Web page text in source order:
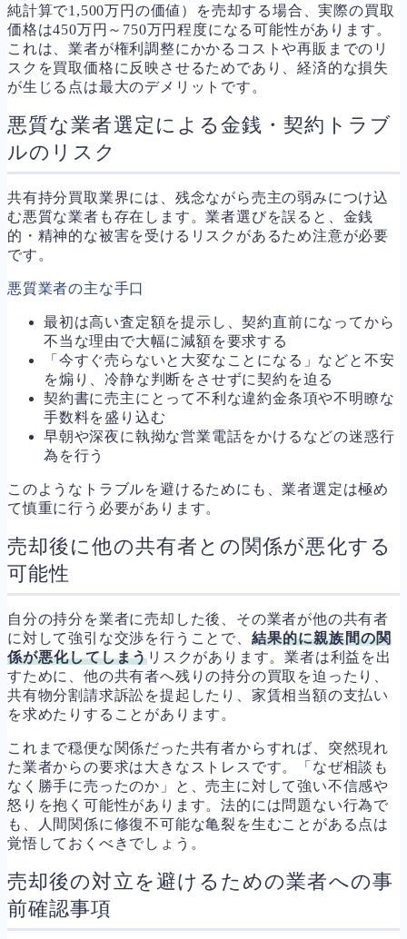
純計算で1,500万円の価値）を売却する場合、実際の買取
価格は450万円～750万円程度になる可能性があります。
これは、業者が権利調整にかかるコストや再販までのリ
スクを買取価格に反映させるためであり、経済的な損失
が生じる点は最大のデメリットです。
悪質な業者選定による金銭・契約トラブ
ルのリスク
共有持分買取業界には、残念ながら売主の弱みにつけ込
む悪質な業者も存在します。業者選びを誤ると、金銭
的・精神的な被害を受けるリスクがあるため注意が必要
です。
悪質業者の主な手口
最初は高い査定額を提示し、契約直前になってから
不当な理由で大幅に減額を要求する
「今すぐ売らないと大変なことになる」などと不安
を煽り、冷静な判断をさせずに契約を迫る
契約書に売主にとって不利な違約金条項や不明瞭な
手数料を盛り込む
早朝や深夜に執拗な営業電話をかけるなどの迷惑行
為を行う
このようなトラブルを避けるためにも、業者選定は極め
て慎重に行う必要があります。
売却後に他の共有者との関係が悪化する
可能性
自分の持分を業者に売却した後、その業者が他の共有者
に対して強引な交渉を行うことで、 結果的に親族間の関
係が悪化してしまうリスクがあります。業者は利益を出
すために、他の共有者へ残りの持分の買取を迫ったり、
共有物分割請求訴訟を提起したり、家賃相当額の支払い
を求めたりすることがあります。
これまで穏便な関係だった共有者からすれば、突然現れ
た業者からの要求は大きなストレスです。「なぜ相談も
なく勝手に売ったのか」と、売主に対して強い不信感や
怒りを抱く可能性があります。法的には問題ない行為で
も、人間関係に修復不可能な亀裂を生むことがある点は
覚悟しておくべきでしょう。
売却後の対立を避けるための業者への事
前確認事項